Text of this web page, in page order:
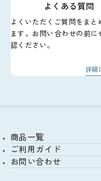
よくある質問
よくいただくご質問をまと
ます。お問い合わせの前に
認ください。
詳細
商品一覧
ご利用ガイド
お問い合わせ